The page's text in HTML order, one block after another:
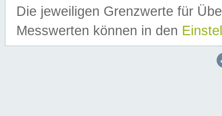
Die jeweiligen Grenzwerte für
Messwerten können in den